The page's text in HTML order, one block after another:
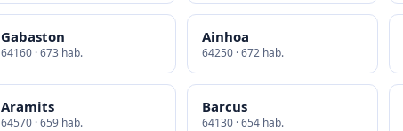
Gabaston
64160 · 673 hab.
Ainhoa
64250 · 672 hab.
Aramits
64570 · 659 hab.
Barcus
64130 · 654 hab.